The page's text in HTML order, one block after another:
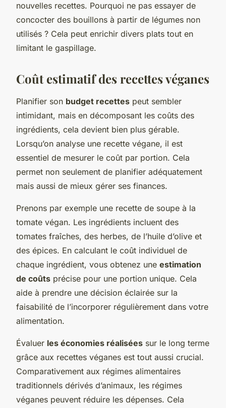
nouvelles recettes. Pourquoi ne pas essayer de
concocter des bouillons à partir de légumes non
utilisés ? Cela peut enrichir divers plats tout en
limitant le gaspillage.
Coût estimatif des recettes véganes
Planifier son budget recettes peut sembler
intimidant, mais en décomposant les coûts des
ingrédients, cela devient bien plus gérable.
Lorsqu’on analyse une recette végane, il est
essentiel de mesurer le coût par portion. Cela
permet non seulement de planifier adéquatement
mais aussi de mieux gérer ses finances.
Prenons par exemple une recette de soupe à la
tomate végan. Les ingrédients incluent des
tomates fraîches, des herbes, de l’huile d’olive et
des épices. En calculant le coût individuel de
chaque ingrédient, vous obtenez une estimation
de coûts précise pour une portion unique. Cela
aide à prendre une décision éclairée sur la
faisabilité de l’incorporer régulièrement dans votre
alimentation.
Évaluer les économies réalisées sur le long terme
grâce aux recettes véganes est tout aussi crucial.
Comparativement aux régimes alimentaires
traditionnels dérivés d’animaux, les régimes
véganes peuvent réduire les dépenses. Cela